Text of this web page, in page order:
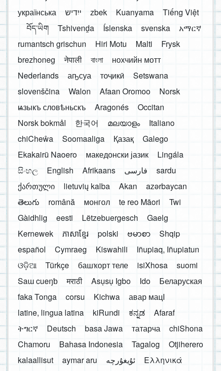
українська
ייִדיש zbek Kuanyama
Tiếng Việt
བོད་ཡིག
Tshivenḓa Íslenska svenska
አማርኛ
rumantsch grischun
Hiri Motu Malti
Frysk
brezhoneg
नेपाली বাংলা
нохчийн мотт
Nederlands
аҧсуа тоҷикӣ
Setswana
slovenščina
Walon Afaan Oromoo
Norsk
ѩзыкъ словѣньскъ
Aragonés
Occitan
Norsk bokmål
한국어 മലയാളം
Italiano
chiCheŵa
Soomaaliga Қазақ
Galego
Ekakairũ Naoero
македонски јазик
Lingála
සිංහල
English Afrikaans فارسی
sardu
ქართული
lietuvių kalba Akan
azərbaycan
తెలుగు
română монгол te reo Māori
Twi
Gàidhlig
eesti Lëtzebuergesch
Gaelg
Kernewek
ភាសាខ្មែរ polski ဗမာစာ
Shqip
español
Cymraeg Kiswahili
Iñupiaq, Iñupiatun
ଓଡ଼ିଆ
Türkçe башҡорт теле isiXhosa
suomi
Saɯ cueŋƅ
मराठी Asụsụ Igbo Ido
Беларуская
faka Tonga
corsu Kichwa
авар мацӀ
latine, lingua latina
kiRundi ಕನ್ನಡ
Afaraf
ትግርኛ
Deutsch basa Jawa татарча
chiShona
Chamoru
Bahasa Indonesia Tagalog
Otjiherero
kalaallisut
aymar aru Ελληνικά